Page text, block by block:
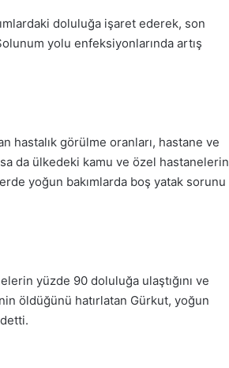
doluluğa işaret ederek, son
yolu enfeksiyonlarında artış
hastalık görülme oranları, hastane ve
da ülkedeki kamu ve özel hastanelerin
yoğun bakımlarda boş yatak sorunu
yüzde 90 doluluğa ulaştığını ve
öldüğünü hatırlatan Gürkut, yoğun